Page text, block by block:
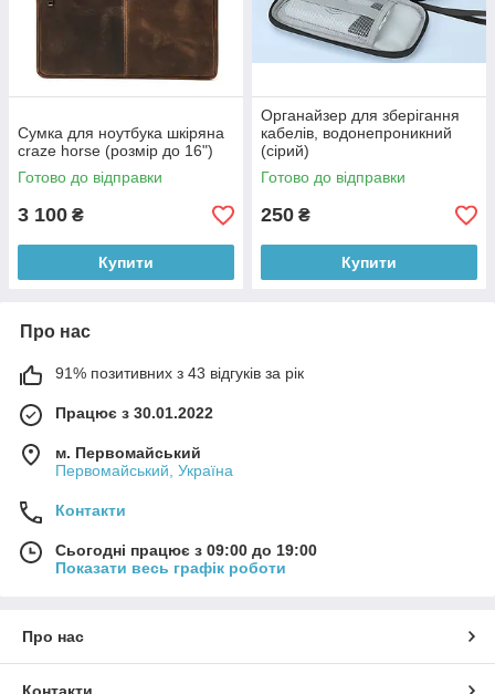
Сумка для ноутбука шкіряна
craze horse (розмір до 16")
Готово до відправки
3 100 ₴
Купити
Органайзер для зберігання
кабелів, водонепроникний
(сірий)
Готово до відправки
250 ₴
Купити
Про нас
91% позитивних з 43 відгуків за рік
Працює з 30.01.2022
м. Первомайський
Первомайський, Україна
Контакти
Сьогодні працює з 09:00 до 19:00
Показати весь графік роботи
Про нас